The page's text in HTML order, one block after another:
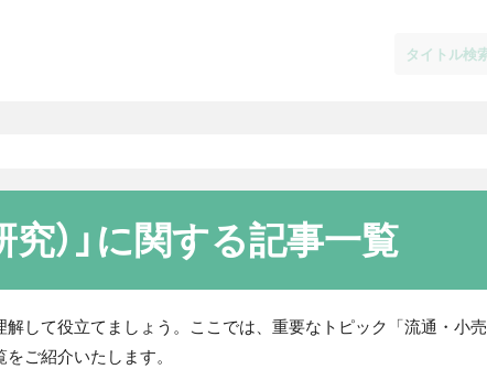
究）」に関する記事一覧
解して役立てましょう。ここでは、重要なトピック「流通・小売
ご紹介いたします。